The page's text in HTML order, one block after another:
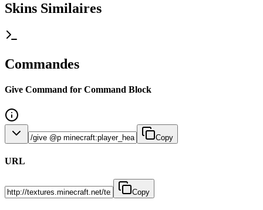
Skins Similaires
Commandes
Give Command for Command Block
Copy
URL
Copy